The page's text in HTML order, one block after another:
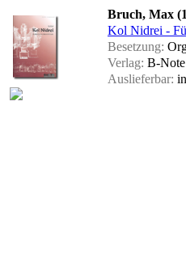
Bruch, Max
Kol Nidrei -
Besetzung:
Verlag: B-
Auslieferbar: